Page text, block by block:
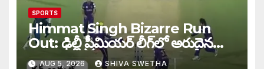
SPORTS
Himmat Singh Bizarre Run
Out: ఢిల్లీ ప్రీమియర్ లీగ్‌లో అరుదైన
రనౌట్ ఘటన వైరల్.
AUG 5, 2026 SHIVA SWETHA